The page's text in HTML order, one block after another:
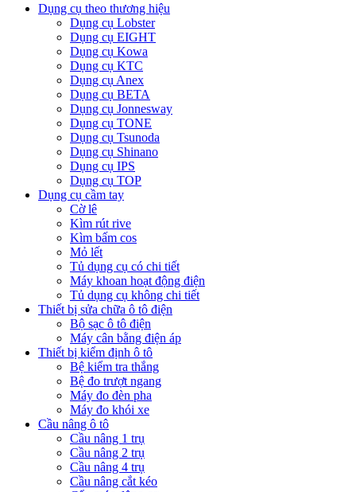
Dụng cụ theo thương hiệu
Dụng cụ Lobster
Dụng cụ EIGHT
Dụng cụ Kowa
Dụng cụ KTC
Dụng cụ Anex
Dụng cụ BETA
Dụng cụ Jonnesway
Dụng cụ TONE
Dụng cụ Tsunoda
Dụng cụ Shinano
Dụng cụ IPS
Dụng cụ TOP
Dụng cụ cầm tay
Cờ lê
Kìm rút rive
Kìm bấm cos
Mỏ lết
Tủ dụng cụ có chi tiết
Máy khoan hoạt động điện
Tủ dụng cụ không chi tiết
Thiết bị sửa chữa ô tô điện
Bộ sạc ô tô điện
Máy cân bằng điện áp
Thiết bị kiểm định ô tô
Bệ kiểm tra thắng
Bệ đo trượt ngang
Máy đo đèn pha
Máy đo khói xe
Cầu nâng ô tô
Cầu nâng 1 trụ
Cầu nâng 2 trụ
Cầu nâng 4 trụ
Cầu nâng cắt kéo